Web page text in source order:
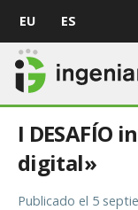
EU ES
I DESAFÍO
digital»
Publicado el 5